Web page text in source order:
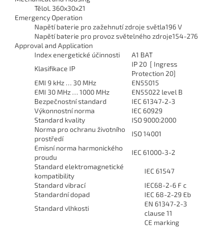
TěloL 360x30x21
Emergency Operation
Napětí baterie pro zažehnutí zdroje světla196 V
Napětí baterie pro provoz světelného zdroje154-276
Approval and Application
Index energetické účinnosti
A1 BAT
Klasifikace IP
IP 20 [ Ingress
Protection 20]
EMI 9 kHz … 30 MHz
EN55015
EMI 30 MHz … 1000 MHz
EN55022 level B
Bezpečnostní standard
IEC 61347-2-3
Výkonnostní norma
IEC 60929
Standard kvality
ISO 9000:2000
Norma pro ochranu životního
prostředí
ISO 14001
Emisní norma harmonického
proudu
IEC 61000-3-2
Standard elektromagnetické
kompatibility
IEC 61547
Standard vibrací
IEC68-2-6 F c
Standardní dopad
IEC 68-2-29 Eb
Standard vlhkosti
EN 61347-2-3
clause 11
CE marking